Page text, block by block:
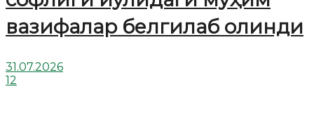
вазифалар белгилаб олинди
31.07.2026
12